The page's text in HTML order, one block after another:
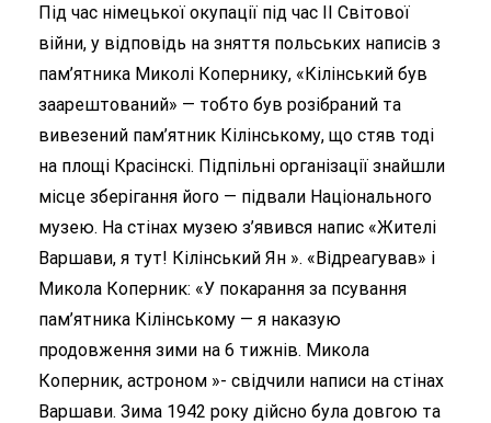
Під час німецької окупації під час II Світової
війни, у відповідь на зняття польських написів з
пам’ятника Миколі Копернику, «Кілінський був
заарештований» — тобто був розібраний та
вивезений пам’ятник Кілінському, що стяв тоді
на площі Красінскі. Підпільні організації знайшли
місце зберігання його — підвали Національного
музею. На стінах музею з’явився напис «Жителі
Варшави, я тут! Кілінський Ян ». «Відреагував» і
Микола Коперник: «У покарання за псування
пам’ятника Кілінському — я наказую
продовження зими на 6 тижнів. Микола
Коперник, астроном »- свідчили написи на стінах
Варшави. Зима 1942 року дійсно була довгою та